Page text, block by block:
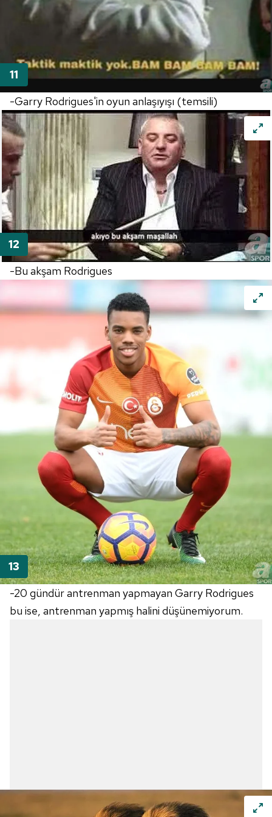
hazırlanmış Aydınlatma Metnimizi okumak ve sitemizde
ilgili mevzuata uygun olarak kullanılan çerezlerle ilgili bilgi
almak için lütfentıklayınız
-Garry Rodrigues'in oyun anlaşıyışı (temsili)
-Bu akşam Rodrigues
-20 gündür antrenman yapmayan Garry Rodrigues
bu ise, antrenman yapmış halini düşünemiyorum.